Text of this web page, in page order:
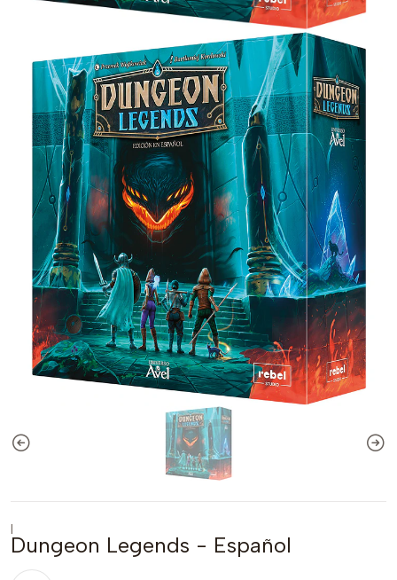
|
Dungeon Legends - Español